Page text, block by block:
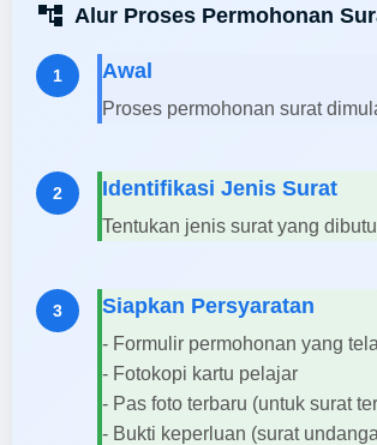
account_tree Alur Proses Permohonan
1 Awal
Proses permohonan surat
2 Identifikasi Jenis Surat
Tentukan jenis surat yang
3 Siapkan Persyaratan
- Formulir permohonan yang
- Fotokopi kartu pelajar
- Pas foto terbaru (untuk surat
- Bukti keperluan (surat